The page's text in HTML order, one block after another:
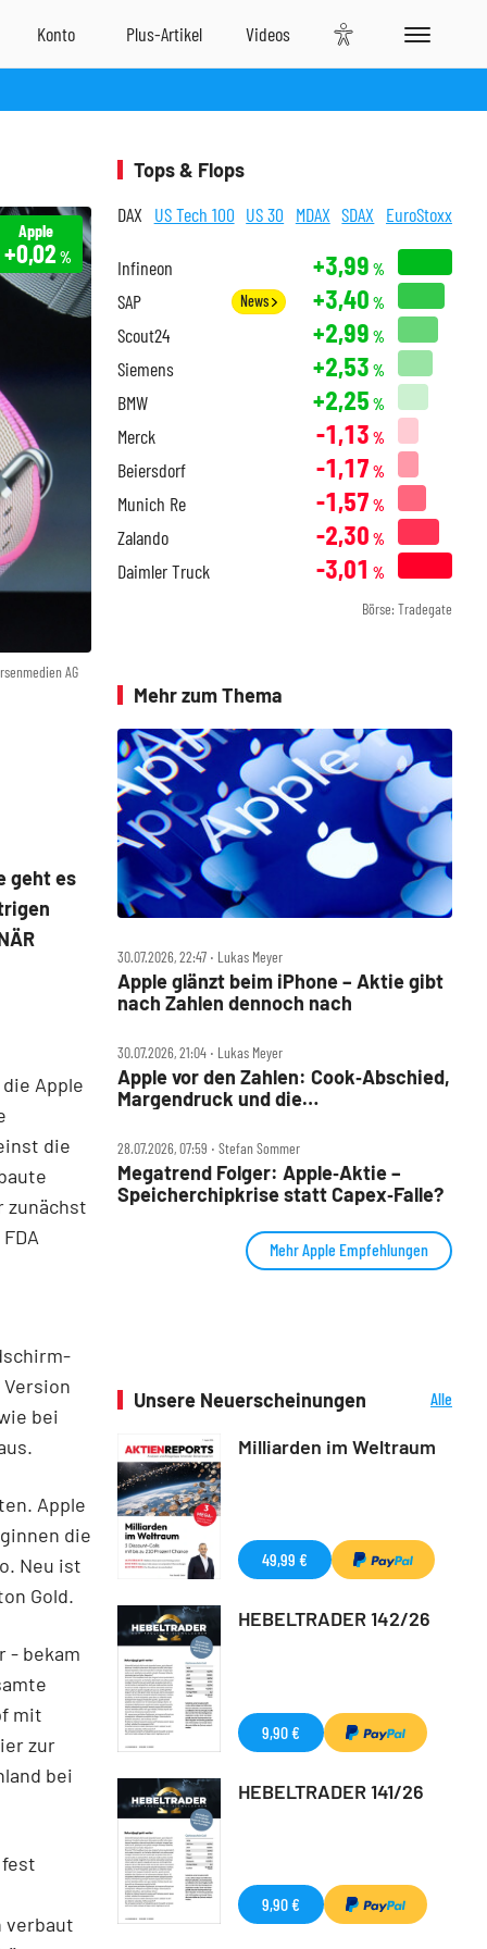
AG
Apple
+0,02%
geht es
Apple
die
zunächst
bei
Apple
die
Neu ist
Gold.
- bekam
mit
zur
bei
verbaut
Tops & Flops
DAX US Tech 100 US 30 MDAX SDAX EuroStoxx
Infineon +3,99 %
SAP News +3,40 %
Scout24 +2,99 %
Siemens +2,53 %
BMW +2,25 %
Merck -1,13 %
Beiersdorf -1,17 %
Munich Re -1,57 %
Zalando -2,30 %
Daimler Truck -3,01 %
Börse: Tradegate
Mehr zum Thema
30.07.2026, 22:47 ‧ Lukas Meyer
Apple glänzt beim iPhone – Aktie gibt
nach Zahlen dennoch nach
30.07.2026, 21:04 ‧ Lukas Meyer
Apple vor den Zahlen: Cook‑Abschied,
Margendruck und die
28.07.2026, 07:59 ‧ Stefan Sommer
Megatrend Folger: Apple‑Aktie –
Speicherchipkrise statt Capex‑Falle?
Mehr Apple Empfehlungen
Unsere Neuerscheinungen
Alle
Milliarden im Weltraum
49,99 €
HEBELTRADER 142/26
9,90 €
HEBELTRADER 141/26
9,90 €